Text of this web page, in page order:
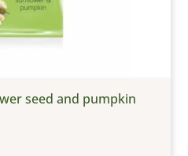
seed and pumpkin